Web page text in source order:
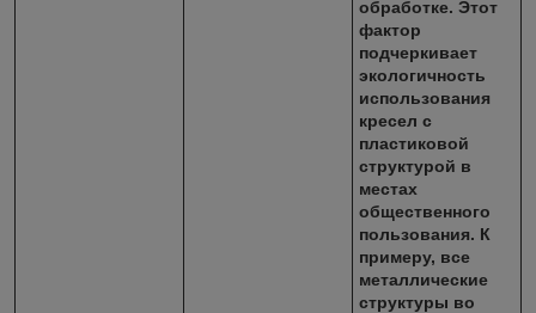
обработке. Этот
фактор
подчеркивает
экологичность
использования
кресел с
пластиковой
структурой в
местах
общественного
пользования. К
примеру, все
металлические
структуры во